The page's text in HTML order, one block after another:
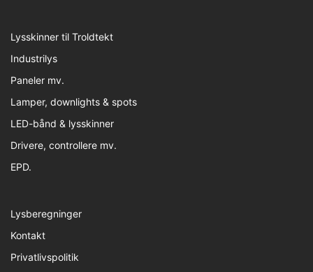
Lysskinner til Troldtekt
Industrilys
Paneler mv.
Lamper, downlights & spots
LED-bånd & lysskinner
Drivere, controllere mv.
EPD.
Lysberegninger
Kontakt
Privatlivspolitik